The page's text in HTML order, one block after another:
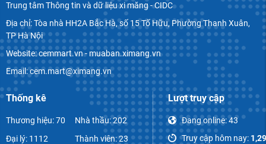
Trung tâm Thông tin và dữ liệu xi măng - CIDC
Địa chỉ: Tòa nhà HH2A Bắc Hà, số 15 Tố Hữu, Phường Thanh Xuân,
TP Hà Nội
Website: cemmart.vn - muaban.ximang.vn
Email: cem.mart@ximang.vn
Thống kê
Thương hiệu: 70
Đại lý: 1112
Nhà thầu: 202
Thành viên: 23
Lượt truy cập
Đang online:43
Truy cập hôm nay: